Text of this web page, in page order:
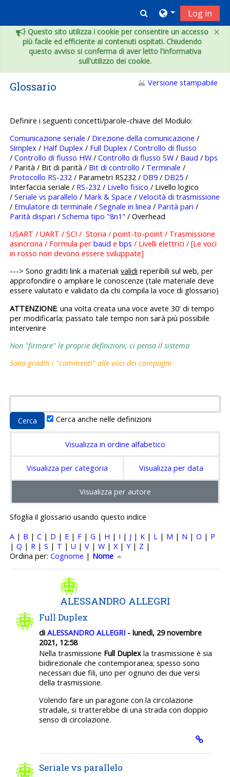
×
Questo sito utilizza i cookie per consentire un accesso
più facile ed efficiente ai contenuti ospitati. Chiudendo
questo avviso si conferma di aver letto l'informativa
sull'utilizzo dei cookie.
Toggle search
Log in
Glossario Versione stampabile
Definire i seguenti concetti/parole-chiave del Modulo:
Comunicazione seriale / Direzione della comunicazione /
Simplex / Half Duplex / Full Duplex /Controllo di flusso
/Controllo di flusso HW /Controllo di flusso SW / Baud /bps
/ Parità / Bit di parità / Bit di controllo / Terminale /
Protocollo RS-232 / Parametri RS232 / DB9 / DB25 /
Interfaccia seriale / RS-232 / Livello fisico / Livello logico
/Seriale vs parallelo / Mark & Space /Velocità di trasmissione
/ Emulatore di terminale /Segnale in linea / Parità pari /
Parità dispari /Schema tipo "8n1" / Overhead
USART / UART / SCI / Storia / point-to-point / Trasmissione
asincrona / Formula perbaud ebps / Livelli elettrici / [Le voci
in rosso non devono essere sviluppate]
---> Sono graditi link a materialivalidi reperibili sul web, per
approfondire o ampliare le conoscenze (tale materiale deve
essere valutato e validato da chi compila la voce di glossario)
ATTENZIONE: una volta creata una voce avete 30' di tempo
per modificarla; passato tale tempo non sarà più possibile
intervenire
Non "firmare" le proprie definizioni; ci pensa il sistema
Sono graditi i "commenti" alle voci dei compagni
Cerca anche nelle definizioni
Visualizza in ordine alfabetico
Visualizza per categoria Visualizza per data
Visualizza per autore
Sfoglia il glossario usando questo indice
A | B |C | D | E | F |G | H | I | J | K | L | M | N |O | P
|Q | R |S | T |U |V |W |X |Y| Z |
Ordinato per Nome crescente
Ordina per:Cognome | Nome
ALESSANDRO ALLEGRI
Full Duplex
di ALESSANDRO ALLEGRI - lunedì, 29 novembre
2021, 12:58
Nella trasmissione Full Duplex la trasmissione è sia
bidirezionale che contemporanea; spesso sono
necessari due fili, uno per ognuno dei due versi
della trasmissione.
Volendo fare un paragone con la circolazione
stradale, si tratterebbe di una strada con doppio
senso di circolazione.
Seriale vs parallelo